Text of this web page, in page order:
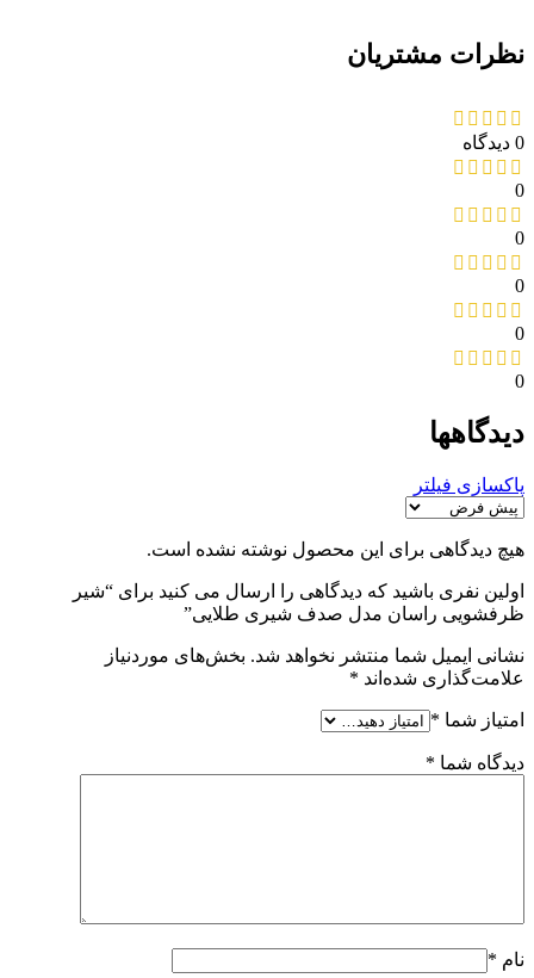
نظرات مشتریان
0 دیدگاه
0
0
0
0
0
دیدگاهها
پاکسازی فیلتر
هیچ دیدگاهی برای این محصول نوشته نشده است.
اولین نفری باشید که دیدگاهی را ارسال می کنید برای “شیر
ظرفشویی راسان مدل صدف شیری طلایی”
نشانی ایمیل شما منتشر نخواهد شد. بخش‌های موردنیاز
علامت‌گذاری شده‌اند *
امتیاز شما *
دیدگاه شما *
نام *